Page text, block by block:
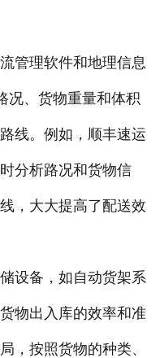
管理软件和地理信息
况、货物重量和体积
线。例如，顺丰速运
分析路况和货物信
，大大提高了配送效
设备，如自动货架系
物出入库的效率和准
，按照货物的种类、